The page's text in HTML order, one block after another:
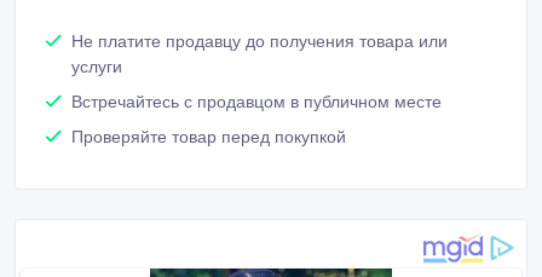
Не платите продавцу до получения товара или
услуги
Встречайтесь с продавцом в публичном месте
Проверяйте товар перед покупкой